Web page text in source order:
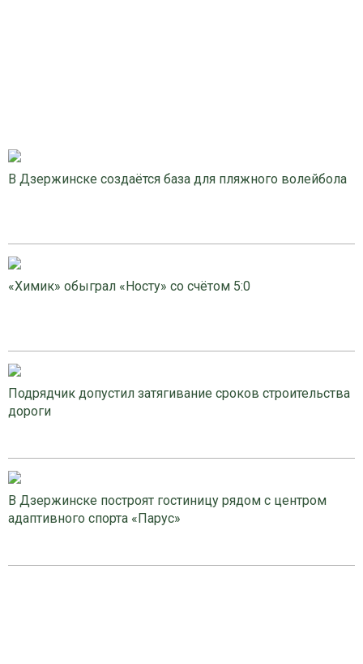
В Дзержинске создаётся база для пляжного волейбола
«Химик» обыграл «Носту» со счётом 5:0
Подрядчик допустил затягивание сроков строительства
дороги
В Дзержинске построят гостиницу рядом с центром
адаптивного спорта «Парус»